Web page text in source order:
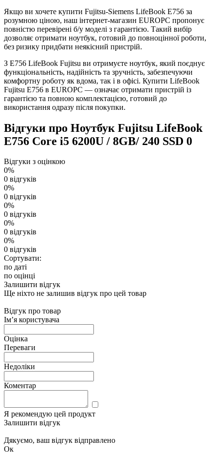
Якщо ви хочете купити Fujitsu-Siemens LifeBook E756 за
розумною ціною, наш інтернет-магазин EUROPC пропонує
повністю перевірені б/у моделі з гарантією. Такий вибір
дозволяє отримати ноутбук, готовий до повноцінної роботи,
без ризику придбати неякісний пристрій.
З E756 LifeBook Fujitsu ви отримуєте ноутбук, який поєднує
функціональність, надійність та зручність, забезпечуючи
комфортну роботу як вдома, так і в офісі. Купити LifeBook
Fujitsu E756 в EUROPC — означає отримати пристрій із
гарантією та повною комплектацією, готовий до
використання одразу після покупки.
Відгуки про Ноутбук Fujitsu LifeBook
E756 Core i5 6200U / 8GB/ 240 SSD 0
Відгуки з оцінкою
0%
0 відгуків
0%
0 відгуків
0%
0 відгуків
0%
0 відгуків
0%
0 відгуків
Сортувати:
по даті
по оцінці
Залишити відгук
Ще ніхто не залишив відгук про цей товар
Відгук про товар
Ім’я користувача
Оцінка
Переваги
Недоліки
Коментар
Я рекомендую цей продукт
Залишити відгук
Дякуємо, ваш відгук відправлено
Ок